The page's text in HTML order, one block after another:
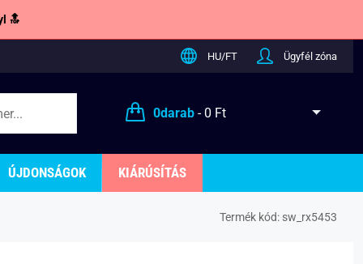
🔝
HU/FT Ügyfél zóna
0darab- 0 Ft
ÚJDONSÁGOK KIÁRÚSÍTÁS
Termék kód: sw_rx5453